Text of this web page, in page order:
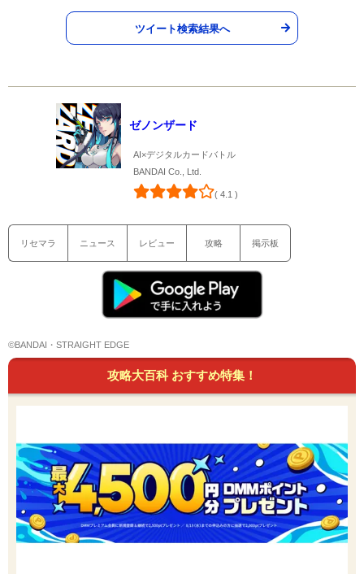
ツイート検索結果へ
ゼノンザード
AI×デジタルカードバトル
BANDAI Co., Ltd.
( 4.1 )
リセマラ ニュース レビュー 攻略 掲示板
©BANDAI・STRAIGHT EDGE
攻略大百科 おすすめ特集！